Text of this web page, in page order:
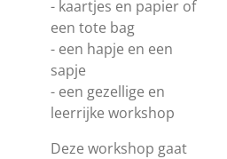
- kaartjes en papier of
een tote bag
- een hapje en een
sapje
- een gezellige en
leerrijke workshop
Deze workshop gaat